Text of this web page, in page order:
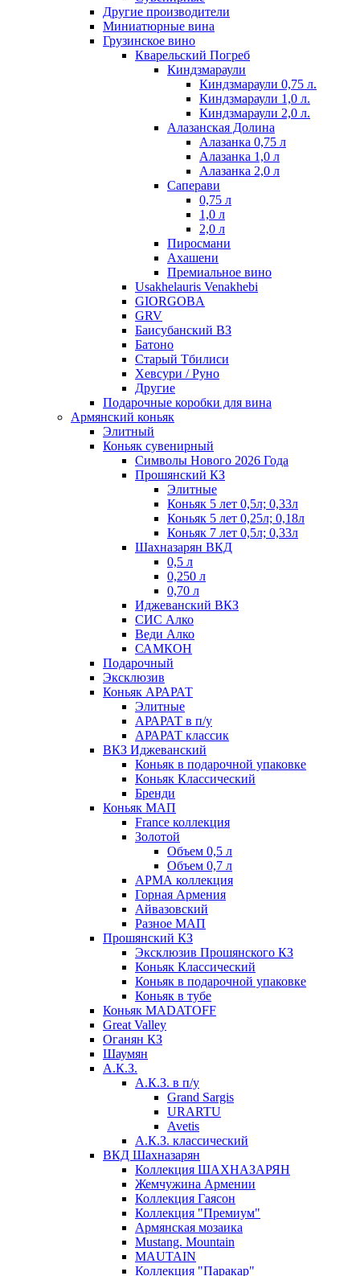
Другие производители
Миниатюрные вина
Грузинское вино
Кварельский Погреб
Киндзмараули
Киндзмараули 0,75 л.
Киндзмараули 1,0 л.
Киндзмараули 2,0 л.
Алазанская Долина
Алазанка 0,75 л
Алазанка 1,0 л
Алазанка 2,0 л
Саперави
0,75 л
1,0 л
2,0 л
Пиросмани
Ахашени
Премиальное вино
Usakhelauris Venakhebi
GIORGOBA
GRV
Баисубанский ВЗ
Батоно
Старый Тбилиси
Хевсури / Руно
Другие
Подарочные коробки для вина
Армянский коньяк
Элитный
Коньяк сувенирный
Символы Нового 2026 Года
Прошянский КЗ
Элитные
Коньяк 5 лет 0,5л; 0,33л
Коньяк 5 лет 0,25л; 0,18л
Коньяк 7 лет 0,5л; 0,33л
Шахназарян ВКД
0,5 л
0,250 л
0,70 л
Иджеванский ВКЗ
СИС Алко
Веди Алко
САМКОН
Подарочный
Эксклюзив
Коньяк АРАРАТ
Элитные
АРАРАТ в п/у
АРАРАТ классик
ВКЗ Иджеванский
Коньяк в подарочной упаковке
Коньяк Классический
Бренди
Коньяк МАП
France коллекция
Золотой
Объем 0,5 л
Объем 0,7 л
АРМА коллекция
Горная Армения
Айвазовский
Разное МАП
Прошянский КЗ
Эксклюзив Прошянского КЗ
Коньяк Классический
Коньяк в подарочной упаковке
Коньяк в тубе
Коньяк MADATOFF
Great Valley
Оганян КЗ
Шаумян
А.К.З.
А.К.З. в п/у
Grand Sargis
URARTU
Avetis
А.К.З. классический
ВКД Шахназарян
Коллекция ШАХНАЗАРЯН
Жемчужина Армении
Коллекция Гаясон
Коллекция "Премиум"
Армянская мозаика
Mustang. Mountain
MAUTAIN
Коллекция "Паракар"